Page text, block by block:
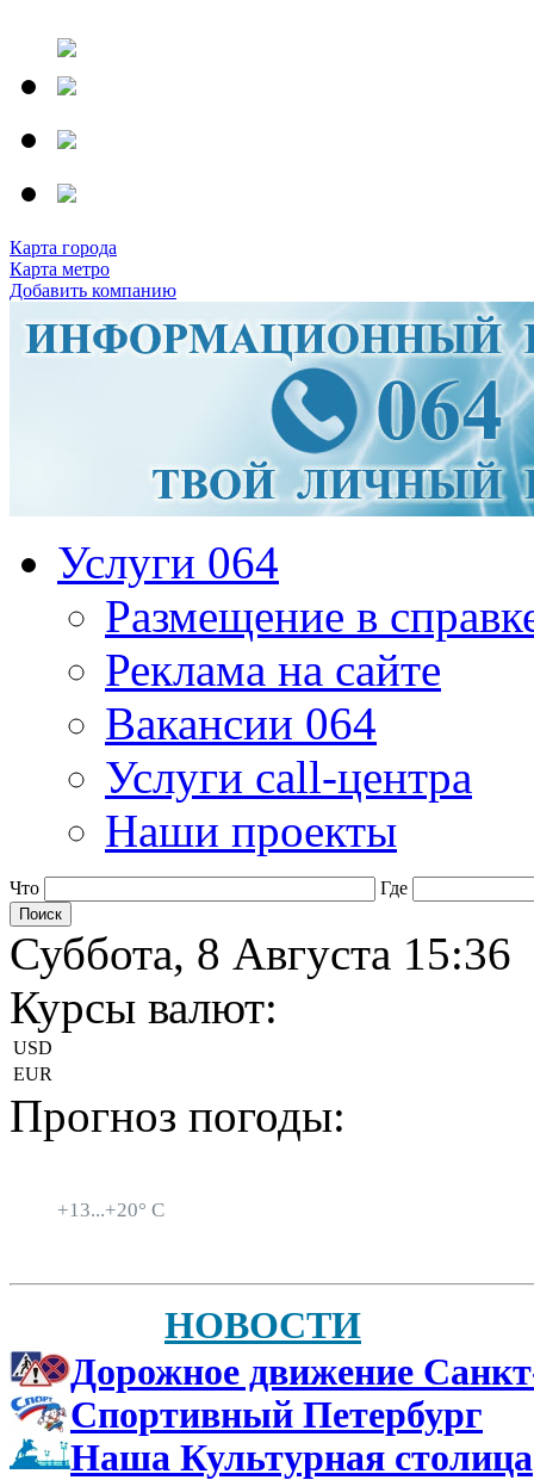
Карта города
Карта метро
Добавить компанию
Услуги 064
Размещение в
Реклама на сайте
Вакансии 064
Услуги call-центра
Наши проекты
Что Где
Суббота, 8 Августа 15:36
Курсы валют:
USD
EUR
Прогноз погоды:
+13...+20° C
НОВОСТИ
Дорожное движение
Спортивный Петербург
Наша Культурная столица